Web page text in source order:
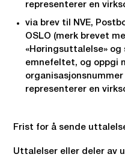
representerer en
via brev til NVE,
OSLO (merk brevet
«Høringsuttalelse» og
emnefeltet, og oppgi
representerer en
Frist for å sende uttalelse
Uttalelser eller deler av